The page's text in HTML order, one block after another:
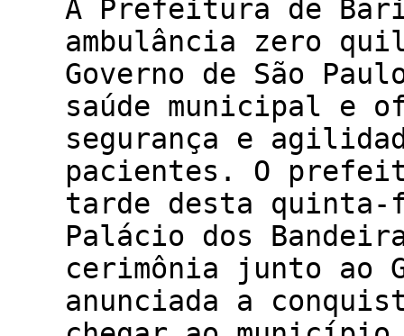
A Prefeitura de
ambulância zero
Governo de São
saúde municipal e
segurança e
pacientes. O
tarde desta
Palácio dos
cerimônia junto ao
anunciada a